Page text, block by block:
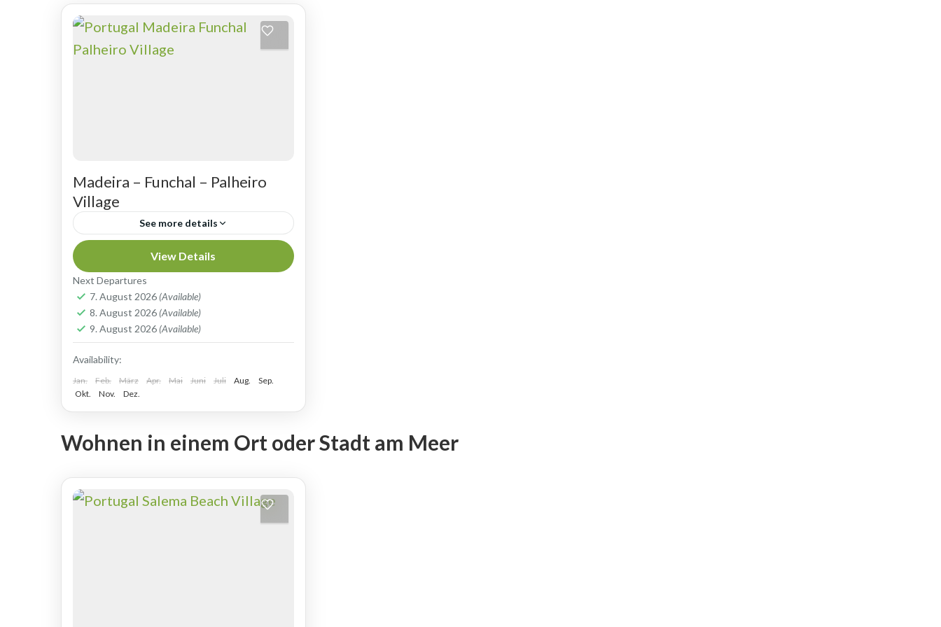
Madeira – Funchal – Palheiro
Village
See more details
PALHEIRO VILLAGE - HOCH ÜBER
DER BUCHT VON FUNCHAL Wenn
Sie mit SunnyEscapes.de einen
Aufenthalt auf Madeira buchen,
wohnen Sie in einem der 5-Sterne-
Apartments...
GOLFREISEN NACH PORTUGAL
Golfreisen nach Portugal - Madeira
View Details
Next Departures
7. August 2026 (Available)
8. August 2026 (Available)
9. August 2026 (Available)
Availability:
Jan. Feb. März Apr. Mai Juni Juli Aug.
Sep.
Okt.
Nov. Dez.
Wohnen in einem Ort oder Stadt am Meer